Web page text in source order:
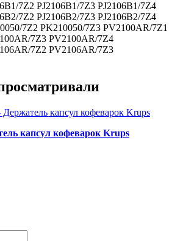
7Z2 PJ2106B1/7Z3 PJ2106B1/7Z4
7Z2 PJ2106B2/7Z3 PJ2106B2/7Z4
7Z2 PK210050/7Z3 PV2100AR/7Z1
7Z3 PV2100AR/7Z4
7Z2 PV2106AR/7Z3
капсул кофеварок Krups